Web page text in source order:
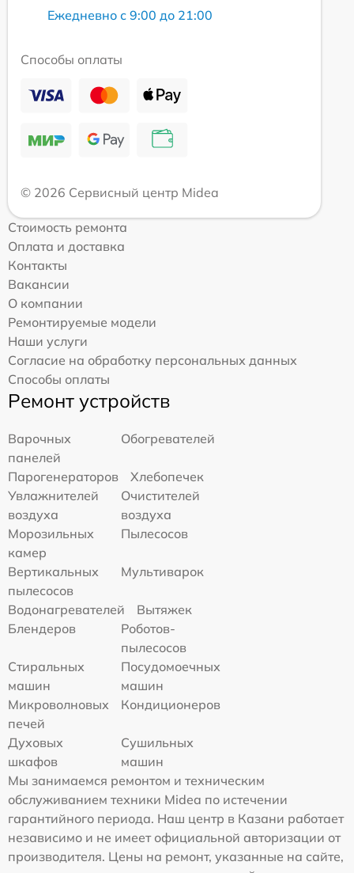
Ежедневно с 9:00 до 21:00
Способы оплаты
© 2026 Сервисный центр Midea
Стоимость ремонта
Оплата и доставка
Контакты
Вакансии
О компании
Ремонтируемые модели
Наши услуги
Согласие на обработку персональных данных
Способы оплаты
Ремонт устройств
Варочных
панелей
Обогревателей
Парогенераторов
Хлебопечек
Увлажнителей
воздуха
Очистителей
воздуха
Морозильных
камер
Пылесосов
Вертикальных
пылесосов
Мультиварок
Водонагревателей
Вытяжек
Блендеров
Роботов-
пылесосов
Стиральных
машин
Посудомоечных
машин
Микроволновых
печей
Кондиционеров
Духовых
шкафов
Сушильных
машин
Мы занимаемся ремонтом и техническим
обслуживанием техники Midea по истечении
гарантийного периода. Наш центр в Казани работает
независимо и не имеет официальной авторизации от
производителя. Цены на ремонт, указанные на сайте,